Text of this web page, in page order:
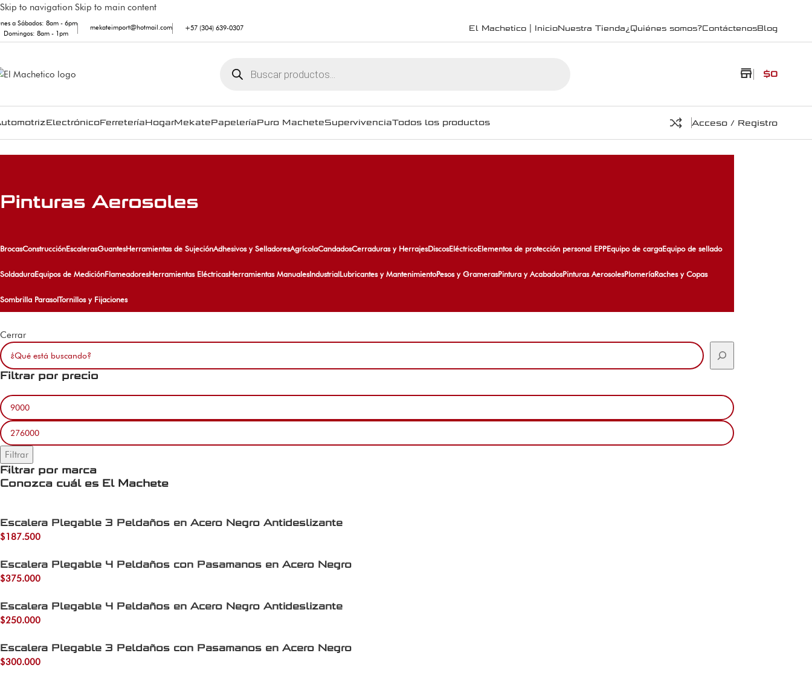
Skip to navigation Skip to main content
a Sábados: 8am - 6pm
Domingos: 8am - 1pm
mekateimport@hotmail.com +57 (304) 639-0307 El Machetico | InicioNuestra Tienda¿Quiénes somos?ContáctenosBlog
store $0
ElectrónicoFerreteríaHogarMekatePapeleríaPuro MacheteSupervivenciaTodos los productos Acceso / Registro
Pinturas Aerosoles
BrocasConstrucciónEscalerasGuantesHerramientas de SujeciónAdhesivos y SelladoresAgrícolaCandadosCerraduras y HerrajesDiscosEléctricoElementos de protección personal EPPEquipo de cargaEquipo de sellado
SoldaduraEquipos de MediciónFlameadoresHerramientas EléctricasHerramientas ManualesIndustrialLubricantes y MantenimientoPesos y GramerasPintura y AcabadosPinturas AerosolesPlomeríaRaches y Copas
Sombrilla ParasolTornillos y Fijaciones
Cerrar
Filtrar por precio
Filtrar
Filtrar por marca
Conozca cuál es El Machete
Escalera Plegable 3 Peldaños en Acero Negro Antideslizante
$187.500
Escalera Plegable 4 Peldaños con Pasamanos en Acero Negro
$375.000
Escalera Plegable 4 Peldaños en Acero Negro Antideslizante
$250.000
Escalera Plegable 3 Peldaños con Pasamanos en Acero Negro
$300.000